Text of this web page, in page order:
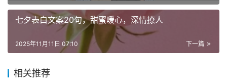
七夕表白文案20句，甜蜜暖心，深情撩人
下一篇
2025年11月11日 07:10
相关推荐